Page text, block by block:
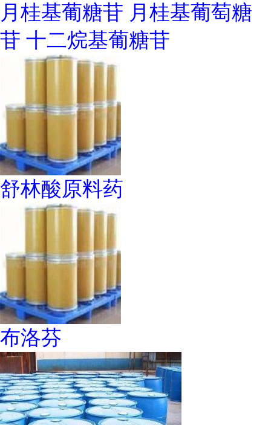
月桂基葡糖苷 月桂基葡萄糖
苷 十二烷基葡糖苷
舒林酸原料药
布洛芬